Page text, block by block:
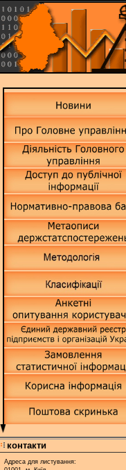
контакти
Адреса для листування: